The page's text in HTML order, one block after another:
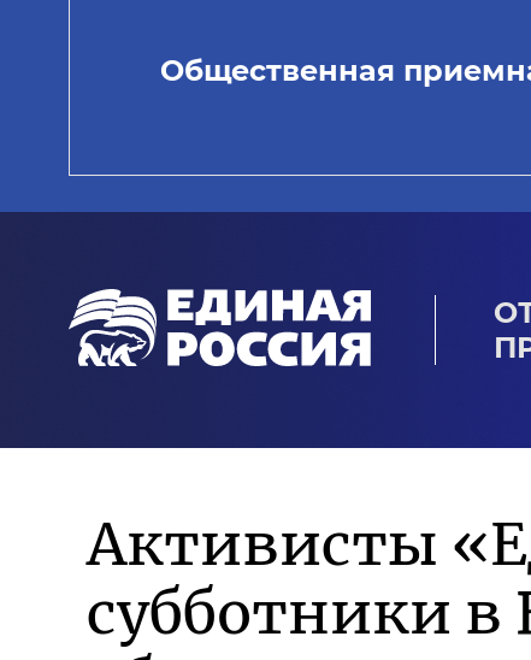
Общественная
Активисты
субботники в